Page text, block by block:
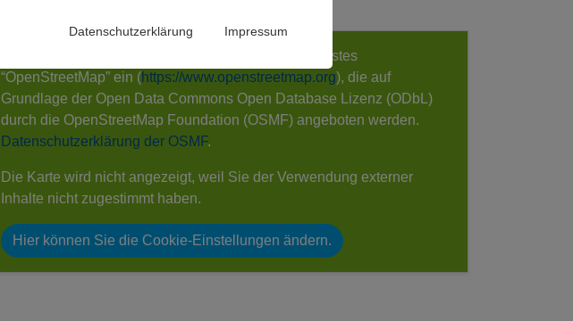
Datenschutzerklärung Impressum
Wir binden an dieser Stelle die Landkarten des Dienstes
“OpenStreetMap” ein (https://www.openstreetmap.org), die auf
Grundlage der Open Data Commons Open Database Lizenz (ODbL)
durch die OpenStreetMap Foundation (OSMF) angeboten werden.
Datenschutzerklärung der OSMF.
Die Karte wird nicht angezeigt, weil Sie der Verwendung externer
Inhalte nicht zugestimmt haben.
Hier können Sie die Cookie-Einstellungen ändern.